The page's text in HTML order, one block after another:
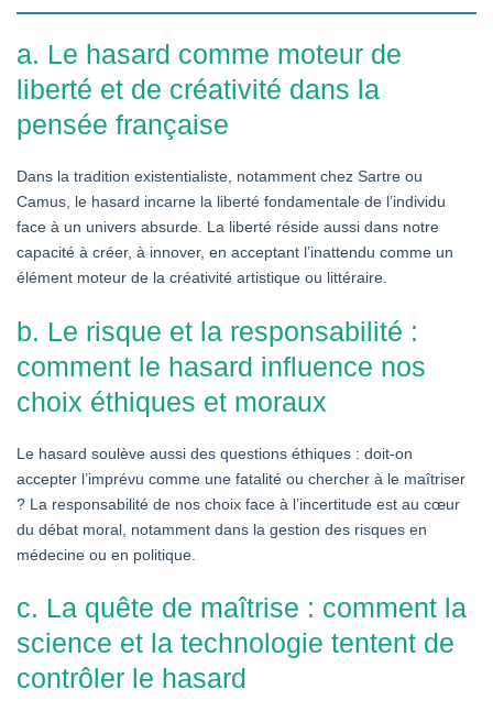
a. Le hasard comme moteur de
liberté et de créativité dans la
pensée française
Dans la tradition existentialiste, notamment chez Sartre ou
Camus, le hasard incarne la liberté fondamentale de l’individu
face à un univers absurde. La liberté réside aussi dans notre
capacité à créer, à innover, en acceptant l’inattendu comme un
élément moteur de la créativité artistique ou littéraire.
b. Le risque et la responsabilité :
comment le hasard influence nos
choix éthiques et moraux
Le hasard soulève aussi des questions éthiques : doit-on
accepter l’imprévu comme une fatalité ou chercher à le maîtriser
? La responsabilité de nos choix face à l’incertitude est au cœur
du débat moral, notamment dans la gestion des risques en
médecine ou en politique.
c. La quête de maîtrise : comment la
science et la technologie tentent de
contrôler le hasard